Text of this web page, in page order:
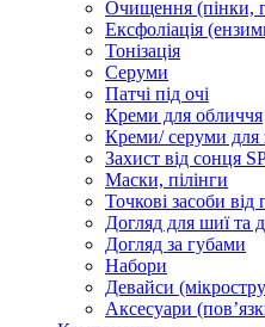
Очищення (пінки,
Ексфоліація
Тонізація
Серуми
Патчі під очі
Креми для обличчя
Креми/ серуми для
Захист від сонця
Маски, пілінги
Точкові засоби від
Догляд для шиї та
Догляд за губами
Набори
Девайси
Аксесуари